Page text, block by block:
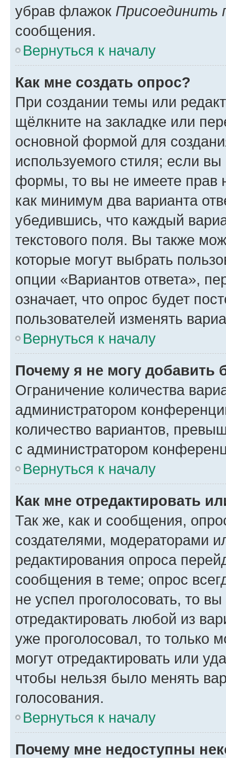
убрав флажок Присоединить
сообщения.
Вернуться к началу
Как мне создать опрос?
При создании темы или
щёлкните на закладке или
основной формой для
используемого стиля; если
формы, то вы не имеете прав
как минимум два варианта
убедившись, что каждый
текстового поля. Вы также
которые могут выбрать
опции «Вариантов ответа»,
означает, что опрос будет
пользователей изменять
Вернуться к началу
Почему я не могу добавить
Ограничение количества
администратором
количество вариантов,
с администратором
Вернуться к началу
Как мне отредактировать
Так же, как и сообщения,
создателями, модераторами
редактирования опроса
сообщения в теме; опрос
не успел проголосовать, то
отредактировать любой из
уже проголосовал, то только
могут отредактировать или
чтобы нельзя было менять
голосования.
Вернуться к началу
Почему мне недоступны